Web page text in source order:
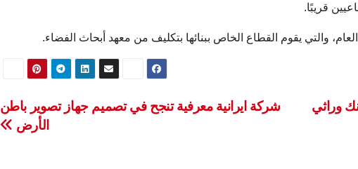
قريبًا.
والتي يقوم القطاع الخاص ببنائها بتكليف من معهد أبحاث الفضاء.
شركة ايرانية معرفية تنجح في تصميم جهاز تصوير باطن
الأرض
وراثي